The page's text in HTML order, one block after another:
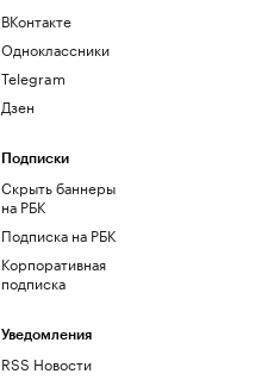
ВКонтакте
Одноклассники
Telegram
Дзен
Подписки
Скрыть баннеры
на РБК
Подписка на РБК
Корпоративная
подписка
Уведомления
RSS Новости